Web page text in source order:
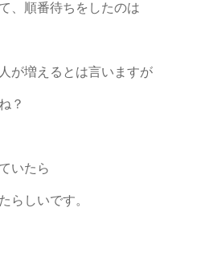
、順番待ちをしたのは
が増えるとは言いますが
？
いたら
らしいです。